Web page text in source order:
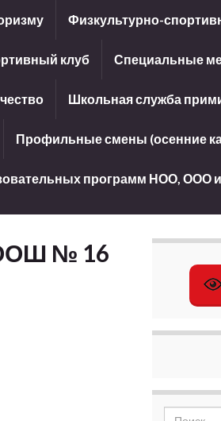
Физкультурно-
клуб Специальные
Школьная служба
Профильные смены (осенние
программ НОО,
№ 16
Search for: